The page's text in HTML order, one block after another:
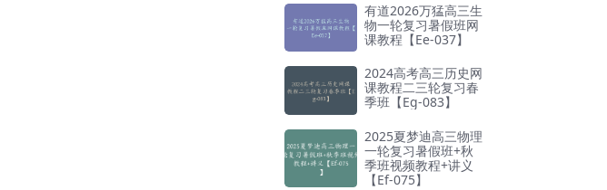
有道2026万猛高三生
物一轮复习暑假班网
课教程【Ee-037】
2024高考高三历史网
课教程二三轮复习春
季班【Eg-083】
2025夏梦迪高三物理
一轮复习暑假班+秋
季班视频教程+讲义
【Ef-075】